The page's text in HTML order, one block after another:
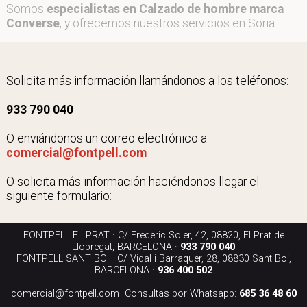
Somos especialistas en Calzado de hombre marca
Converse, y ofrecemos nuestros servicios en Soria.
Solicita más información llamándonos a los teléfonos:
933 790 040
O enviándonos un correo electrónico a:
comercial@fontpell.com
O solicita más información haciéndonos llegar el
siguiente formulario:
FONTPELL EL PRAT · C/ Frederic Soler, 42, 08820, El Prat de
Llobregat, BARCELONA · 933 790 040
FONTPELL SANT BOI · C/ Vidal i Barraquer, 28, 08830 Sant Boi,
BARCELONA · 936 400 502
comercial@fontpell.com· Consultas por Whatsapp: 685 36 48 60